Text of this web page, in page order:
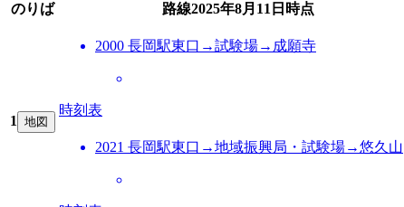
のりば
路線2025年8月11日 時点
1 地図
2000 長岡駅東口→試験場→成願寺
時刻表
2021 長岡駅東口→地域振興局・試験場→悠久山